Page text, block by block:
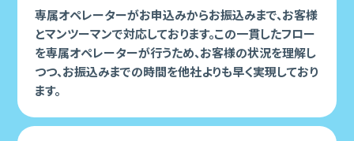
専属オペレーターがお申込みからお振込みまで、お客様
とマンツーマンで対応しております。この⼀貫したフロー
を専属オペレーターが⾏うため、お客様の状況を理解し
つつ、お振込みまでの時間を他社よりも早く実現しており
ます。